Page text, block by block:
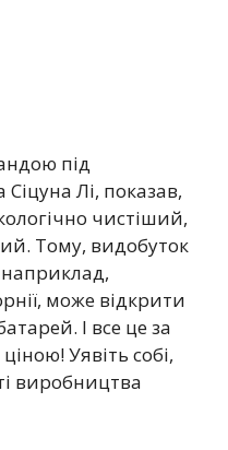
під
Лі, показав,
чистіший,
Тому, видобуток
наприклад,
може відкрити
І все це за
Уявіть собі,
виробництва